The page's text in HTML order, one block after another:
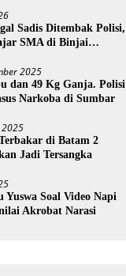
Sadis Ditembak Polisi,
SMA di Binjai
2025
dan 49 Kg Ganja. Polisi
Narkoba di Sumbar
2025
di Batam 2
Jadi Tersangka
Soal Video Napi
Akrobat Narasi